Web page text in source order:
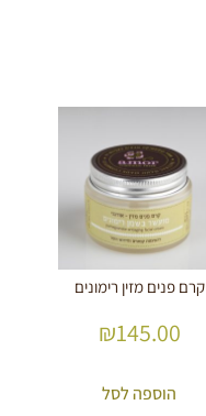
קרם פנים מזין רימונים
₪145.00
הוספה לסל